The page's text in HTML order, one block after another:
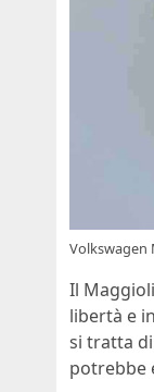
Volkswagen
Il
libertà e
si tratta
potrebbe